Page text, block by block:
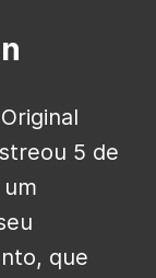
5 de
que